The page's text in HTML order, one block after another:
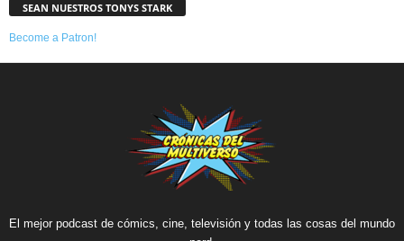
SEAN NUESTROS TONYS STARK
Become a Patron!
El mejor podcast de cómics, cine, televisión y todas las cosas del mundo